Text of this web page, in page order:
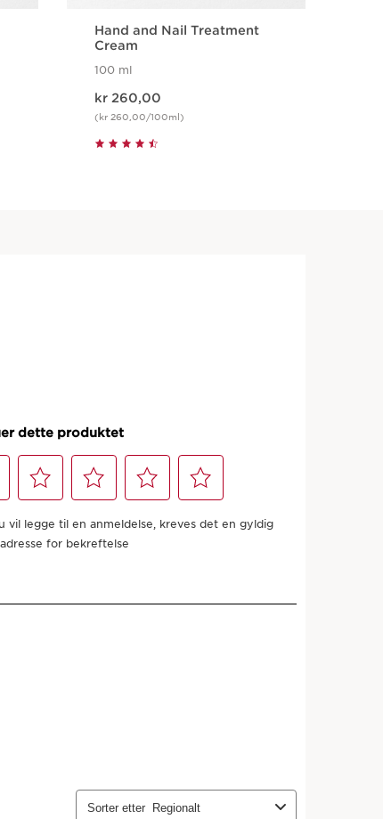
Hand and Nail Treatment
Cream
100 ml
kr 260,00
(kr 260,00/100ml)
Hurtigvisning